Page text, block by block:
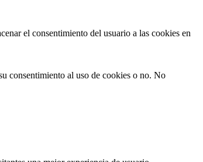
el consentimiento del usuario a las cookies en
consentimiento al uso de cookies o no. No